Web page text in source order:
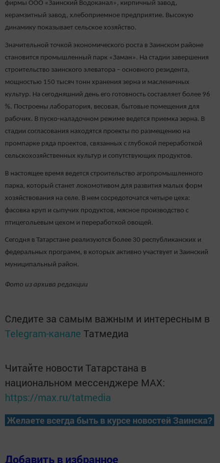
фирмы ООО «Заинский Водоканал», кирпичный завод,
керамзитный завод, хлебоприемное предприятие. Высокую
динамику показывает сельское хозяйство.
Значительной точкой экономического роста в Заинском районе
становится промышленный парк «Заман». На стадии завершения
строительство заинского элеватора – основного резидента,
мощностью 150 тысяч тонн хранения зерна и масленичных
культур. На сегодняшний день его готовность составляет более 96
%. Построены лаборатория, весовая, бытовые помещения для
рабочих. В пуско-наладочном режиме ведется приемка зерна. В
стадии согласования находятся проекты по размещению на
промпарке ряда проектов, связанных с глубокой переработкой
сельскохозяйственных культур и сопутствующих продуктов.
В настоящее время ведется строительство агропромышленного
парка, который станет локомотивом для развития малых форм
хозяйствования на селе. В нем сосредоточатся четыре цеха:
фасовка круп и сыпучих продуктов, мясное производство с
птицегольевым цехом и переработкой овощей.
Сегодня в Татарстане реализуются более 30 республиканских и
федеральных программ, в которых активно участвует и Заинский
муниципальный район.
Фото из архива редакции
Следите за самым важным и интересным в
Telegram-канале Татмедиа
Читайте новости Татарстана в
национальном мессенджере MАХ:
https://max.ru/tatmedia
Желаете всегда быть в курсе новостей Заинска?
Добавить в избранное